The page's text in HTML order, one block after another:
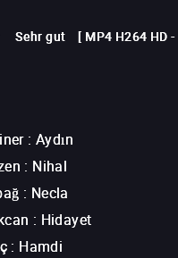
Sehr gut [ MP4 H264 HD -
:Aydın
: Nihal
: Necla
: Hidayet
: Hamdi